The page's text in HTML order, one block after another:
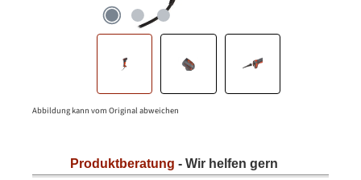
Abbildung kann vom Original abweichen
Produktberatung - Wir helfen gern